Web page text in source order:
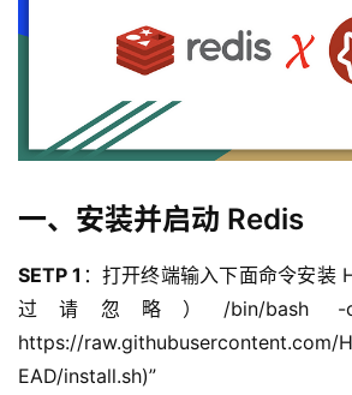
一、安装并启动 Redis
SETP 1 ：打开终端输入下面命令安装
过请忽略）/bin/bash -c
https://raw.githubusercontent.com/
EAD/install.sh)”